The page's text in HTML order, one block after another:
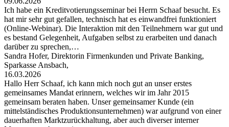
Ich habe ein Kreditvotierungsseminar bei Herrn Schaaf besucht. Es
hat mir sehr gut gefallen, technisch hat es einwandfrei funktioniert
(Online-Webinar). Die Interaktion mit den Teilnehmern war gut und
es bestand Gelegenheit, Aufgaben selbst zu erarbeiten und danach
darüber zu sprechen,…
Sandra Hofer, Direktorin Firmenkunden und Private Banking,
Sparkasse Ansbach,
16.03.2026
Hallo Herr Schaaf, ich kann mich noch gut an unser erstes
gemeinsames Mandat erinnern, welches wir im Jahr 2015
gemeinsam beraten haben. Unser gemeinsamer Kunde (ein
mittelständisches Produktionsunternehmen) war aufgrund von einer
dauerhaften Marktzurückhaltung, aber auch diverser interner